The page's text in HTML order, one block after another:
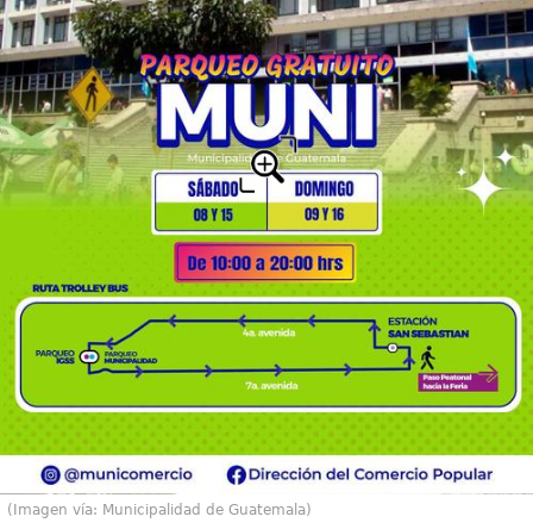
(Imagen vía: Municipalidad de Guatemala)